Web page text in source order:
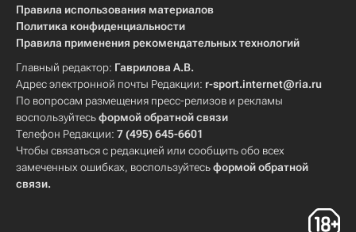
Правила использования материалов
Политика конфиденциальности
Правила применения рекомендательных технологий
Главный редактор: Гаврилова А.В.
Адрес электронной почты Редакции: r-sport.internet@ria.ru
По вопросам размещения пресс-релизов и рекламы
воспользуйтесьформой обратной связи
Телефон Редакции: 7 (495) 645-6601
Чтобы связаться с редакцией или сообщить обо всех
замеченных ошибках, воспользуйтесьформой обратной
связи.